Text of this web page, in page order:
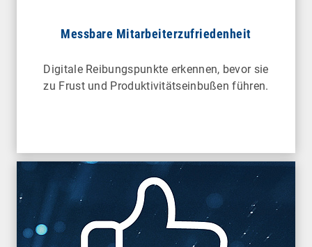
Messbare Mitarbeiterzufriedenheit
Digitale Reibungspunkte erkennen, bevor sie
zu Frust und Produktivitätseinbußen führen.